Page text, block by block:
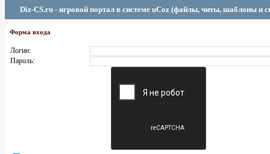
Diz-CS.ru - игровой портал в системе uCoz (файлы, читы, шаблоны и
Форма входа
Логин:
Пароль: